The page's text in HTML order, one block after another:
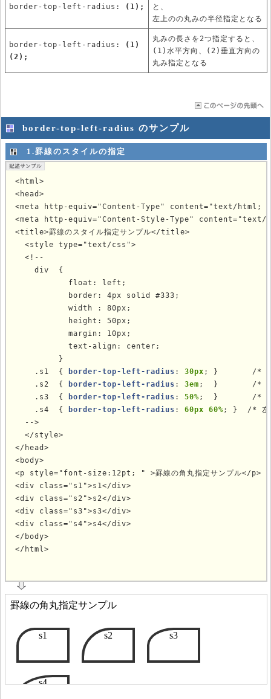
border-top-left-radius: (1);
と、
左上のの丸みの半径指定となる
border-top-left-radius:
(1)
(2);
丸みの長さを2つ指定すると、
(1)水平方向、(2)垂直方向の
丸み指定となる
border-top-left-radius のサンプル
1.罫線のスタイルの指定
<html>
<head>
<meta http-equiv="Content-Type" content="text/html;
<meta http-equiv="Content-Style-Type" content="text/
<title>罫線のスタイル指定サンプル</title>
  <style type="text/css">
  <!--
    div  {
           float: left;
           border: 4px solid #333;
           width : 80px;
           height: 50px;
           margin: 10px;
           text-align: center;
         }
    .s1  {
border-top-left-radius : 30px ; }       /*
    .s2  {
border-top-left-radius : 3em ;  }       /*
    .s3  {
border-top-left-radius : 50% ;  }       /*
    .s4  {
border-top-left-radius : 60px 60% ; }  /* 左上
  -->
  </style>
</head>
<body>
<p style="font-size:12pt; " >罫線の角丸指定サンプル</p>
<div class="s1">s1</div>
<div class="s2">s2</div>
<div class="s3">s3</div>
<div class="s4">s4</div>
</body>
</html>